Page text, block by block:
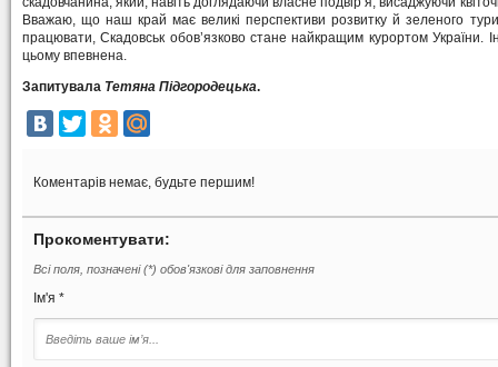
Вважаю, що наш край має великі перспективи розвитку й зеленого
працювати, Скадовськ обов’язково стане найкращим курортом
цьому впевнена.
Запитувала Тетяна Підгородецька.
Коментарів немає, будьте першим!
Прокоментувати:
Всі поля, позначені (*) обов'язкові для заповнення
Ім'я *